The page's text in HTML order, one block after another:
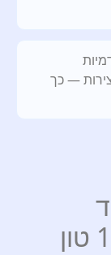
— כך
תיאוריה למשאית עד 12 טון